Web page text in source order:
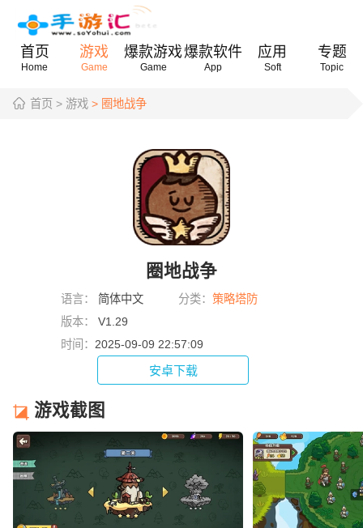
首页
Home
游戏
Game
爆款游戏
Game
爆款软件
App
应用
Soft
专题
Topic
首页 > 游戏 > 圈地战争
圈地战争
语言： 简体中文 分类： 策略塔防
版本：
V1.29
时间： 2025-09-09 22:57:09
安卓下载
游戏截图